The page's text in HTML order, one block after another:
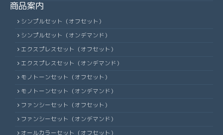
商品案内
シンプルセット（オフセット）
シンプルセット（オンデマンド）
エクスプレスセット（オフセット）
エクスプレスセット（オンデマンド）
モノトーンセット（オフセット）
モノトーンセット（オンデマンド）
ファンシーセット（オフセット）
ファンシーセット（オンデマンド）
オールカラーセット（オフセット）